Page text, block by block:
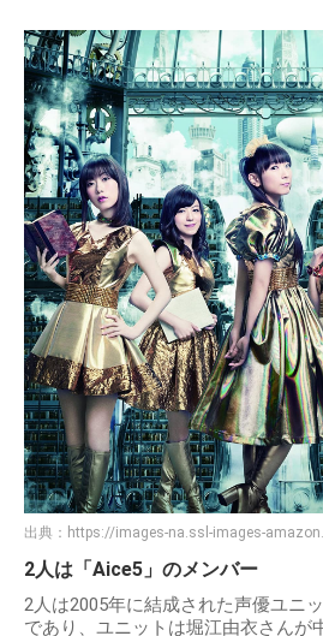
出典： https://images-na.ssl-images-
2人は「Aice5」のメンバー
2人は2005年に結成された声優ユニ
であり、ユニットは堀江由衣さんが